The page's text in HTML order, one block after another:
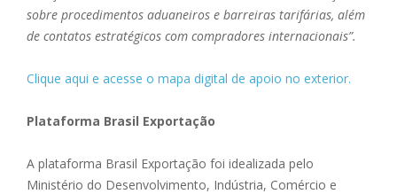
sobre procedimentos aduaneiros e barreiras tarifárias, além
de contatos estratégicos com compradores internacionais”.
Clique aqui e acesse o mapa digital de apoio no exterior.
Plataforma Brasil Exportação
A plataforma Brasil Exportação foi idealizada pelo
Ministério do Desenvolvimento, Indústria, Comércio e